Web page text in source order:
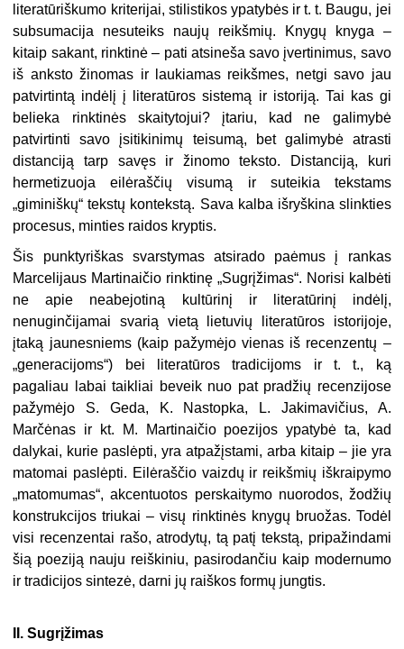
literatūriškumo kriterijai, stilistikos ypatybės ir t. t. Baugu, jei
subsumacija nesuteiks naujų reikšmių. Knygų knyga –
kitaip sakant, rinktinė – pati atsineša savo įver­tinimus, savo
iš anksto žinomas ir laukiamas reikšmes, netgi savo jau
patvirtintą indėlį į literatūros sistemą ir istoriją. Tai kas gi
belieka rink­tinės skaitytojui? įtariu, kad ne galimybė
patvirtinti savo įsitikinimų teisumą, bet galimybė atrasti
distanciją tarp savęs ir žinomo teksto. Distanciją, kuri
hermetizuoja eilėraščių visumą ir suteikia tekstams
„giminiškų“ tekstų kontekstą. Sava kalba išryškina slinkties
procesus, minties raidos kryptis.
Šis punktyriškas svarstymas atsirado paėmus į rankas
Marcelijaus Martinaičio rinktinę „Sugrįžimas“. Norisi kalbėti
ne apie neabejotiną kultūrinį ir literatūrinį indėlį,
nenuginčijamai svarią vietą lietuvių literatūros istorijoje,
įtaką jaunesniems (kaip pažymėjo vienas iš recenzentų –
„generacijoms“) bei literatūros tradicijoms ir t. t., ką
pagaliau labai taik­liai beveik nuo pat pradžių recenzijose
pažymėjo S. Geda, K. Nastopka, L. Jakimavičius, A.
Marčėnas ir kt. M. Martinaičio poezijos ypatybė ta, kad
dalykai, kurie paslėpti, yra atpažįstami, arba kitaip – jie yra
matomai paslėpti. Eilėraščio vaizdų ir reikšmių iškraipymo
„matomumas“, ak­centuotos perskaitymo nuorodos, žodžių
konstrukcijos triukai – visų rinktinės knygų bruožas. Todėl
visi recenzentai rašo, atrodytų, tą patį tekstą, pripažindami
šią poeziją nauju reiškiniu, pasirodančiu kaip mo­dernumo
ir tradicijos sintezė, darni jų raiškos formų jungtis.
II. Sugrįžimas